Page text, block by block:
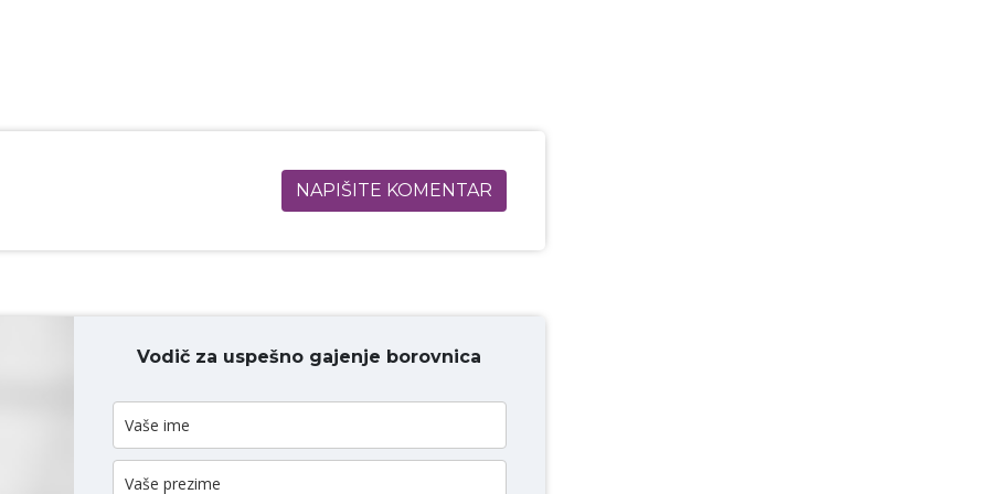
NAPIŠITE KOMENTAR
Vodič za uspešno gajenje borovnica